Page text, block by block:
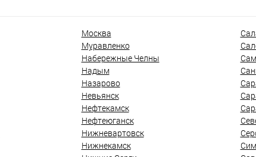
Москва
Муравленко
Набережные Челны
Надым
Назарово
Невьянск
Нефтекамск
Нефтеюганск
Нижневартовск
Нижнекамск